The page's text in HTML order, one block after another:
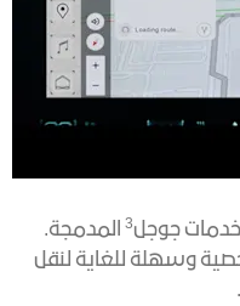
خدمات جوجل3 المدمجة.
وسهلة للغاية لنقل